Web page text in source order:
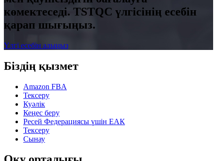
көмектеседі. TSTQC үлгісінің есебін
қарап шығыңыз.
Үлгі есебін алыңыз
Біздің қызмет
Amazon FBA
Тексеру
Куәлік
Кеңес беру
Ресей Федерациясы үшін ЕАК
Тексеру
Сынау